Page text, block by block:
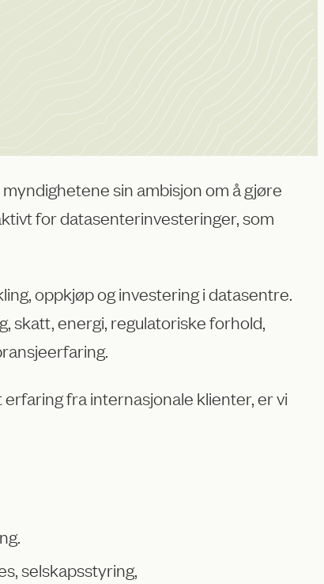
sin ambisjon om å gjøre
for datasenterinvesteringer, som
oppkjøp og investering i datasentre.
skatt, energi, regulatoriske forhold,
fra internasjonale klienter, er vi
selskapsstyring,